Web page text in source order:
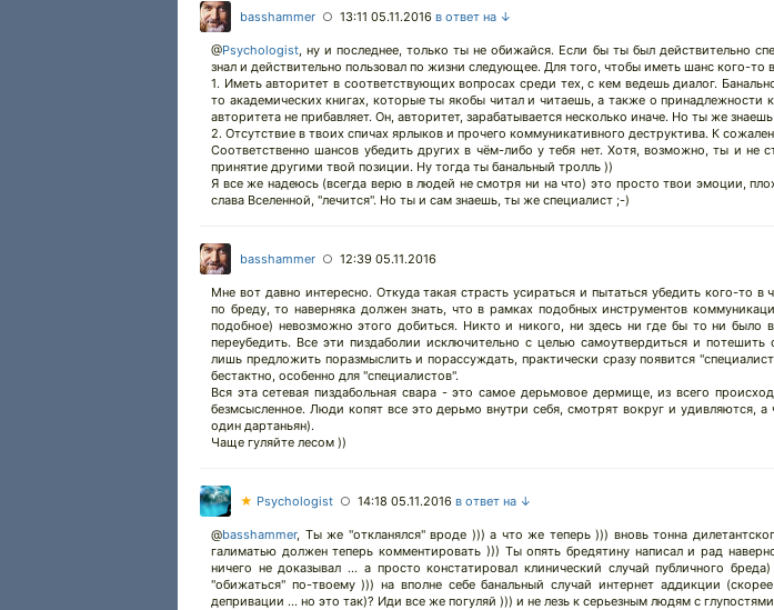
basshammer ○ 13:11 05.11.2016 в ответ на ↓
@Psychologist,ну и последнее, только ты не обижайся. Если бы ты был действительно
знал и действительно пользовал по жизни следующее. Для того, чтобы иметь шанс кого-то
1. Иметь авторитет в соответствующих вопросах среди тех, с кем ведешь диалог.
то академических книгах, которые ты якобы читал и читаешь, а также о принадлежности
авторитета не прибавляет. Он, авторитет, зарабатывается несколько иначе. Но ты же
2. Отсутствие в твоих спичах ярлыков и прочего коммуникативного деструктива. К
Соответственно шансов убедить других в чём-либо у тебя нет. Хотя, возможно, ты и не
принятие другими твой позиции. Ну тогда ты банальный тролль ))
Я все же надеюсь (всегда верю в людей не смотря ни на что) это просто твои эмоции,
слава Вселенной, "лечится". Но ты и сам знаешь, ты же специалист ;-)
basshammer ○ 12:39 05.11.2016
Мне вот давно интересно. Откуда такая страсть усираться и пытаться убедить кого-то в
по бреду, то наверняка должен знать, что в рамках подобных инструментов
подобное) невозможно этого добиться. Никто и никого, ни здесь ни где бы то ни было
переубедить. Все эти пиздаболии исключительно с целью самоутвердиться и потешить
лишь предложить поразмыслить и порассуждать, практически сразу появится
бестактно, особенно для "специалистов".
Вся эта сетевая пиздабольная свара - это самое дерьмовое дермище, из всего
безмсысленное. Люди копят все это дерьмо внутри себя, смотрят вокруг и удивляются, а
один дартаньян).
Чаще гуляйте лесом ))
★ Psychologist ○ 14:18 05.11.2016 в ответ на ↓
@basshammer, Ты же "откланялся" вроде ))) а что же теперь ))) вновь тонна
галиматью должен теперь комментировать ))) Ты опять бредятину написал и рад
ничего не доказывал ... а просто констатировал клинический случай публичного
"обижаться" по-твоему ))) на вполне себе банальный случай интернет аддикции
депривации ... но это так)? Иди все же погуляй ))) и не лезь к серьезным людям с